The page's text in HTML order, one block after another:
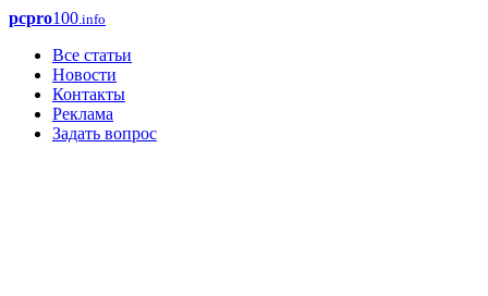
pcpro100.info
Все статьи
Новости
Контакты
Реклама
Задать вопрос